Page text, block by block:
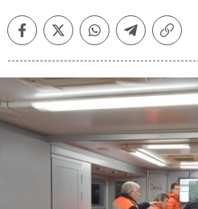
FacebookTwitterWhatsappTelegramCopiar